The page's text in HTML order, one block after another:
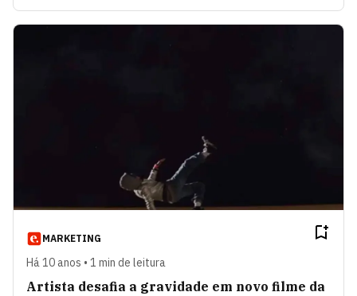
MARKETING
Há 10 anos • 1 min de leitura
Artista desafia a gravidade em novo filme da